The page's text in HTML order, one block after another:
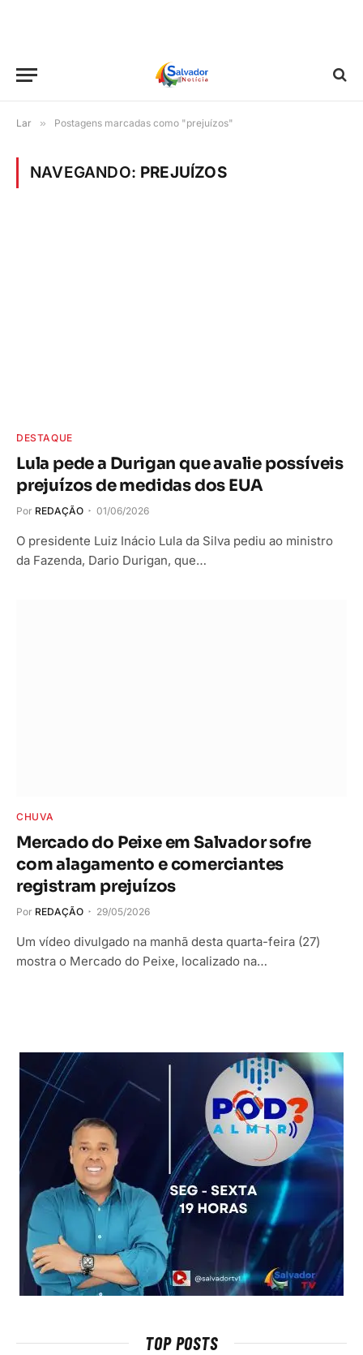
Lar » Postagens marcadas como "prejuízos"
NAVEGANDO: PREJUÍZOS
DESTAQUE
Lula pede a Durigan que avalie possíveis
prejuízos de medidas dos EUA
Por REDAÇÃO 01/06/2026
O presidente Luiz Inácio Lula da Silva pediu ao ministro
da Fazenda, Dario Durigan, que…
CHUVA
Mercado do Peixe em Salvador sofre
com alagamento e comerciantes
registram prejuízos
Por REDAÇÃO 29/05/2026
Um vídeo divulgado na manhã desta quarta-feira (27)
mostra o Mercado do Peixe, localizado na…
TOP POSTS